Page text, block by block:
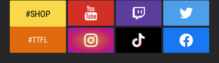
#SHOP
#TTFL